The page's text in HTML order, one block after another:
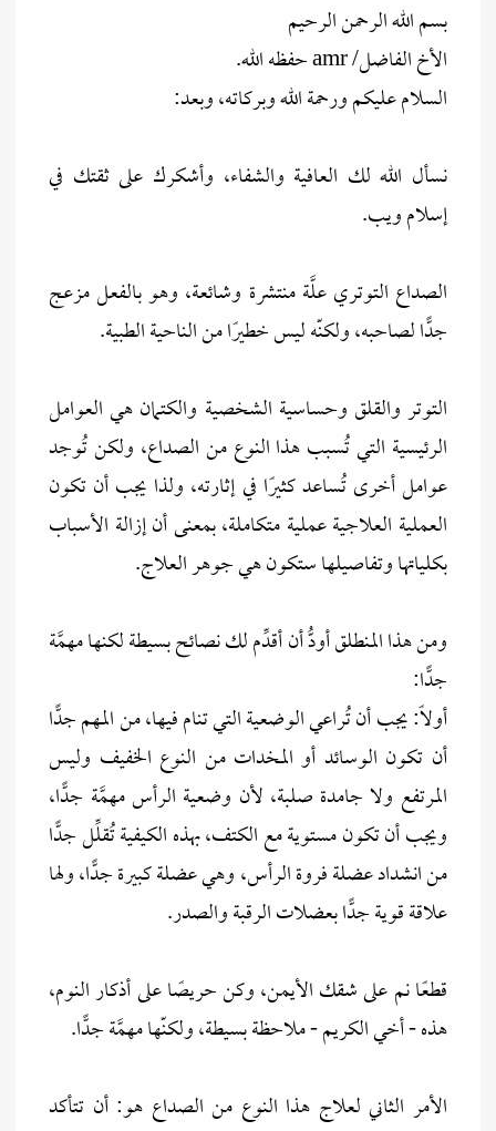
بسم الله الرحمن الرحيم
الأخ الفاضل/ amr حفظه الله.
السلام عليكم ورحمة الله وبركاته، وبعد:
نسأل الله لك العافية والشفاء، وأشكرك على ثقتك في
إسلام ويب.
الصداع التوتري علَّة منتشرة وشائعة، وهو بالفعل مزعج
جدًّا لصاحبه، ولكنّه ليس خطيرًا من الناحية الطبية.
التوتر والقلق وحساسية الشخصية والكتمان هي العوامل
الرئيسية التي تُسبب هذا النوع من الصداع، ولكن تُوجد
عوامل أخرى تُساعد كثيرًا في إثارته، ولذا يجب أن تكون
العملية العلاجية عملية متكاملة، بمعنى أن إزالة الأسباب
بكلياتها وتفاصيلها ستكون هي جوهر العلاج.
ومن هذا المنطلق أودُّ أن أقدِّم لك نصائح بسيطة لكنها مهمَّة
جدًّا:
أولاً: يجب أن تُراعي الوضعية التي تنام فيها، من المهم جدًّا
أن تكون الوسائد أو المخدات من النوع الخفيف وليس
المرتفع ولا جامدة صلبة، لأن وضعية الرأس مهمَّة جدًّا،
ويجب أن تكون مستوية مع الكتف، بهذه الكيفية تُقلِّل جدًّا
من انشداد عضلة فروة الرأس، وهي عضلة كبيرة جدًّا، ولها
علاقة قوية جدًّا بعضلات الرقبة والصدر.
قطعًا نم على شقك الأيمن، وكن حريصًا على أذكار النوم،
هذه - أخي الكريم - ملاحظة بسيطة، ولكنّها مهمَّة جدًّا.
الأمر الثاني لعلاج هذا النوع من الصداع هو: أن تتأكد